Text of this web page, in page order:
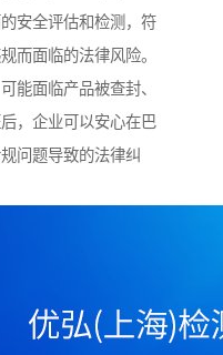
安全评估和检测，符
而面临的法律风险。
能面临产品被查封、
，企业可以安心在巴
问题导致的法律纠